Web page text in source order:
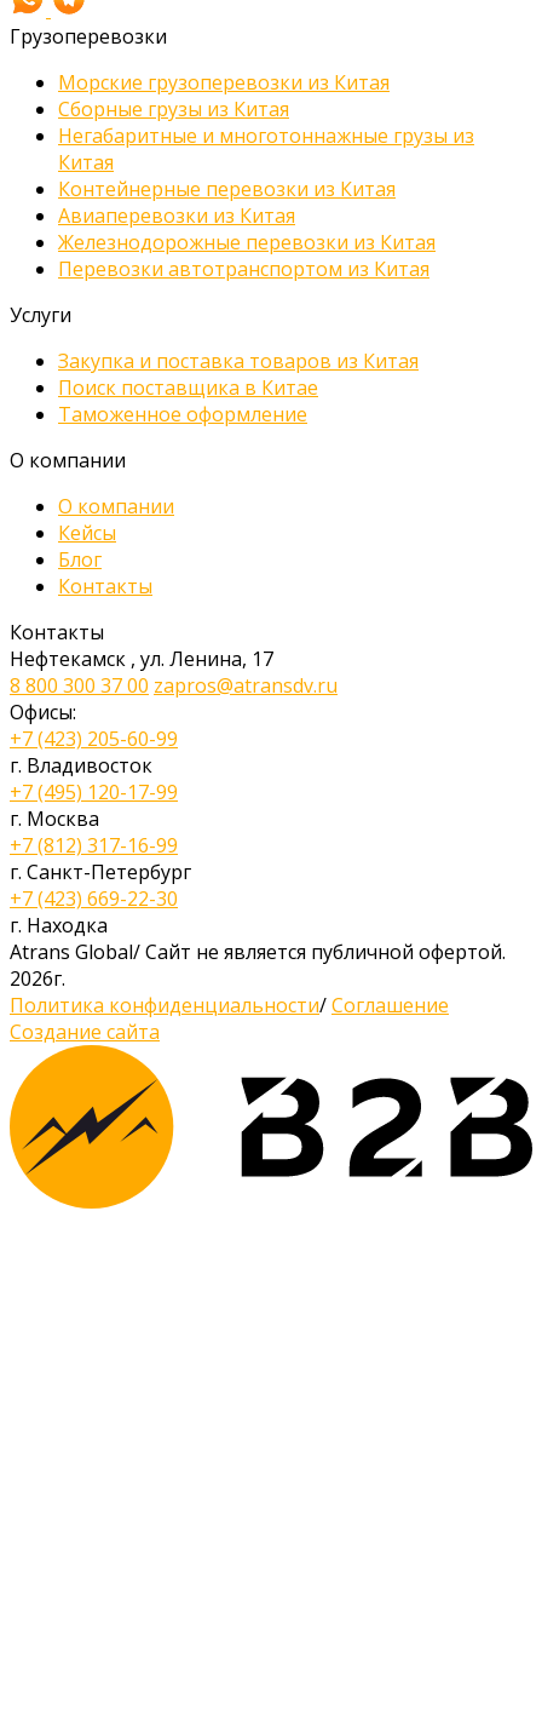
Грузоперевозки
Морские грузоперевозки из Китая
Сборные грузы из Китая
Негабаритные и многотоннажные грузы из
Китая
Контейнерные перевозки из Китая
Авиаперевозки из Китая
Железнодорожные перевозки из Китая
Перевозки автотранспортом из Китая
Услуги
Закупка и поставка товаров из Китая
Поиск поставщика в Китае
Таможенное оформление
О компании
О компании
Кейсы
Блог
Контакты
Контакты
Нефтекамск , ул. Ленина, 17
8 800 300 37 00 zapros@atransdv.ru
Офисы:
+7 (423) 205-60-99
г. Владивосток
+7 (495) 120-17-99
г. Москва
+7 (812) 317-16-99
г. Санкт-Петербург
+7 (423) 669-22-30
г. Находка
Atrans Global/Сайт не является публичной офертой.
2026г.
Политика конфиденциальности/Соглашение
Создание сайта